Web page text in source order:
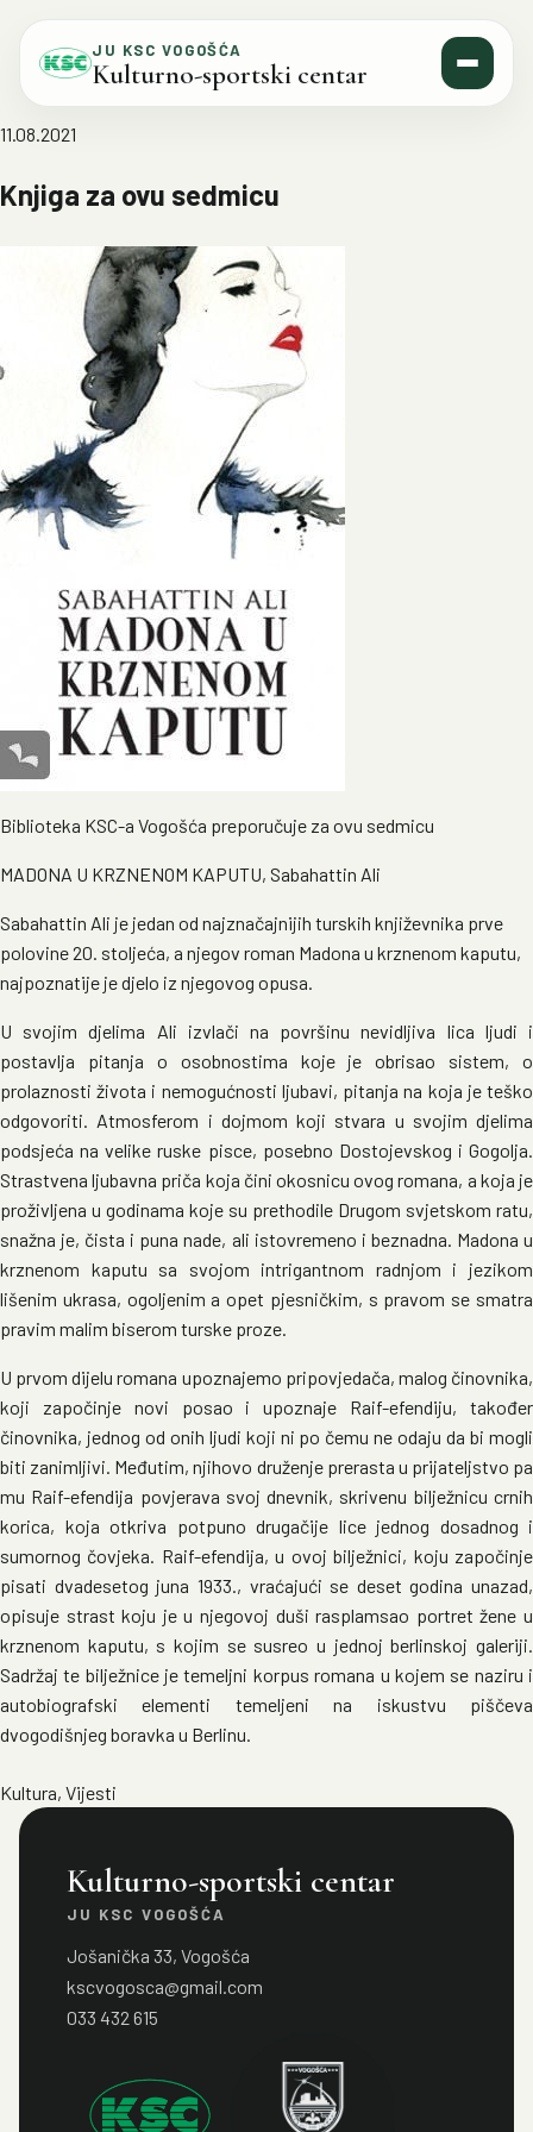
JU KSC VOGOŠĆA
Kulturno-sportski centar
11.08.2021
Knjiga za ovu sedmicu
Biblioteka KSC-a Vogošća preporučuje za ovu sedmicu
MADONA U KRZNENOM KAPUTU, Sabahattin Ali
Sabahattin Ali je jedan od najznačajnijih turskih književnika prve
polovine 20. stoljeća, a njegov roman Madona u krznenom kaputu,
najpoznatije je djelo iz njegovog opusa.
U svojim djelima Ali izvlači na površinu nevidljiva lica ljudi i
postavlja pitanja o osobnostima koje je obrisao sistem, o
prolaznosti života i nemogućnosti ljubavi, pitanja na koja je teško
odgovoriti. Atmosferom i dojmom koji stvara u svojim djelima
podsjeća na velike ruske pisce, posebno Dostojevskog i Gogolja.
Strastvena ljubavna priča koja čini okosnicu ovog romana, a koja je
proživljena u godinama koje su prethodile Drugom svjetskom ratu,
snažna je, čista i puna nade, ali istovremeno i beznadna. Madona u
krznenom kaputu sa svojom intrigantnom radnjom i jezikom
lišenim ukrasa, ogoljenim a opet pjesničkim, s pravom se smatra
pravim malim biserom turske proze.
U prvom dijelu romana upoznajemo pripovjedača, malog činovnika,
koji započinje novi posao i upoznaje Raif-efendiju, također
činovnika, jednog od onih ljudi koji ni po čemu ne odaju da bi mogli
biti zanimljivi. Međutim, njihovo druženje prerasta u prijateljstvo pa
mu Raif-efendija povjerava svoj dnevnik, skrivenu bilježnicu crnih
korica, koja otkriva potpuno drugačije lice jednog dosadnog i
sumornog čovjeka. Raif-efendija, u ovoj bilježnici, koju započinje
pisati dvadesetog juna 1933., vraćajući se deset godina unazad,
opisuje strast koju je u njegovoj duši rasplamsao portret žene u
krznenom kaputu, s kojim se susreo u jednoj berlinskoj galeriji.
Sadržaj te bilježnice je temeljni korpus romana u kojem se naziru i
autobiografski elementi temeljeni na iskustvu piščeva
dvogodišnjeg boravka u Berlinu.
Kultura, Vijesti
Kulturno-sportski centar
JU KSC VOGOŠĆA
Jošanička 33, Vogošća
kscvogosca@gmail.com
033 432 615